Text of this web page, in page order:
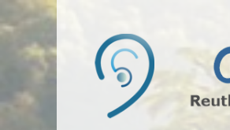
Inhalt
springen